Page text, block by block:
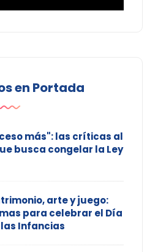
en Portada
más": las críticas al
busca congelar la Ley
arte y juego:
para celebrar el Día
las Infancias